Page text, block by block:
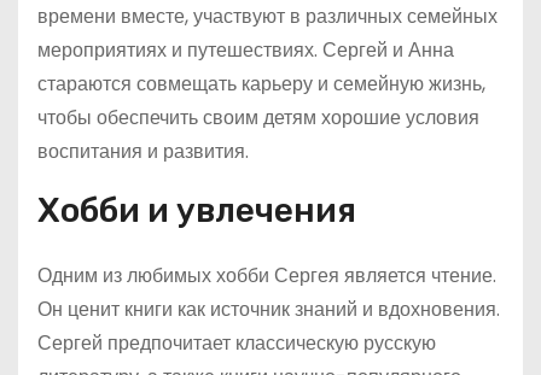
времени вместе, участвуют в различных семейных
мероприятиях и путешествиях. Сергей и Анна
стараются совмещать карьеру и семейную жизнь,
чтобы обеспечить своим детям хорошие условия
воспитания и развития.
Хобби и увлечения
Одним из любимых хобби Сергея является чтение.
Он ценит книги как источник знаний и вдохновения.
Сергей предпочитает классическую русскую